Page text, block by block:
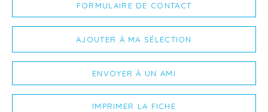
FORMULAIRE DE CONTACT
AJOUTER À MA SÉLECTION
ENVOYER À UN AMI
IMPRIMER LA FICHE